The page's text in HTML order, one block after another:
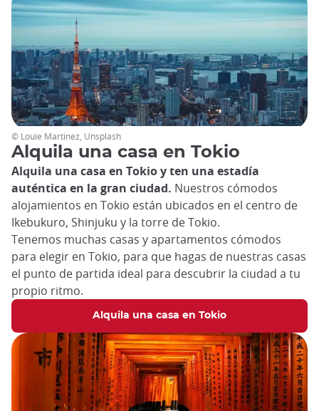
Alquila una casa en Tokio
Alquila una casa en Tokio y ten una estadía
auténtica en la gran ciudad. Nuestros cómodos
alojamientos en Tokio están ubicados en el centro de
Ikebukuro, Shinjuku y la torre de Tokio.
Tenemos muchas casas y apartamentos cómodos
para elegir en Tokio, para que hagas de nuestras casas
el punto de partida ideal para descubrir la ciudad a tu
propio ritmo.
Alquila una casa en Tokio
© Louie Martinez, Unsplash